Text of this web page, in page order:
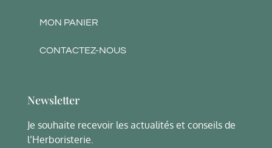
MON PANIER
CONTACTEZ-NOUS
Newsletter
Je souhaite recevoir les actualités et conseils de
l’Herboristerie.